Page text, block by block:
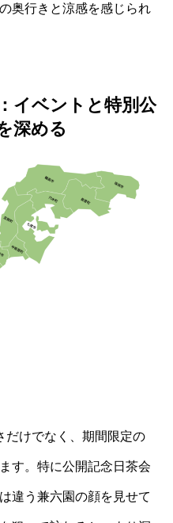
奥行きと涼感を感じられ
イベントと特別公
深める
だけでなく、期間限定の
す。特に公開記念日茶会
違う兼六園の顔を見せて